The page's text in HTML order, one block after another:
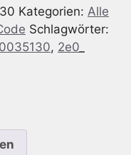
Kategorien: Alle
Schlagwörter:
, 2e0_